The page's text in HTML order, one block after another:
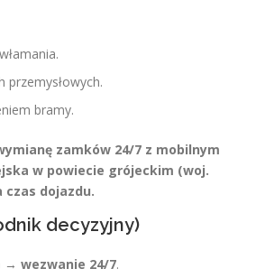
bramy.
zamków 24/7 z mobilnym
w powiecie grójeckim (woj.
dojazdu.
decyzyjny)
→ wezwanie 24/7.